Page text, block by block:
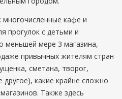
кафе и
прогулок с детьми и
меньшей мере 3 магазина,
привычных жителям стран
сметана, творог,
какие крайне сложно
Также здесь